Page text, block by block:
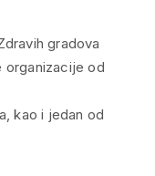
gradova
od
kao i jedan od